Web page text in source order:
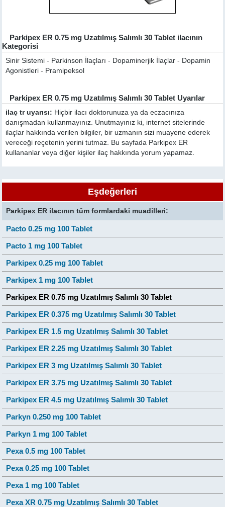
Parkipex ER 0.75 mg Uzatılmış Salımlı 30 Tablet ilacının
Kategorisi
Sinir Sistemi - Parkinson İlaçları - Dopaminerjik İlaçlar - Dopamin
Agonistleri - Pramipeksol
Parkipex ER 0.75 mg Uzatılmış Salımlı 30 Tablet Uyarılar
ilaç tr uyarısı: Hiçbir ilacı doktorunuza ya da eczacınıza
danışmadan kullanmayınız. Unutmayınız ki, internet sitelerinde
ilaçlar hakkında verilen bilgiler, bir uzmanın sizi muayene ederek
vereceği reçetenin yerini tutmaz. Bu sayfada Parkipex ER
kullananlar veya diğer kişiler ilaç hakkında yorum yapamaz.
Eşdeğerleri
Parkipex ER ilacının tüm formlardaki muadilleri:
Pacto 0.25 mg 100 Tablet
Pacto 1 mg 100 Tablet
Parkipex 0.25 mg 100 Tablet
Parkipex 1 mg 100 Tablet
Parkipex ER 0.75 mg Uzatılmış Salımlı 30 Tablet
Parkipex ER 0.375 mg Uzatılmış Salımlı 30 Tablet
Parkipex ER 1.5 mg Uzatılmış Salımlı 30 Tablet
Parkipex ER 2.25 mg Uzatılmış Salımlı 30 Tablet
Parkipex ER 3 mg Uzatılmış Salımlı 30 Tablet
Parkipex ER 3.75 mg Uzatılmış Salımlı 30 Tablet
Parkipex ER 4.5 mg Uzatılmış Salımlı 30 Tablet
Parkyn 0.250 mg 100 Tablet
Parkyn 1 mg 100 Tablet
Pexa 0.5 mg 100 Tablet
Pexa 0.25 mg 100 Tablet
Pexa 1 mg 100 Tablet
Pexa XR 0.75 mg Uzatılmış Salımlı 30 Tablet